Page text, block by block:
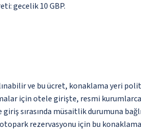
gecelik 10 GBP.
ve bu ücret, konaklama yeri
için otele girişte, resmi
sırasında müsaitlik durumuna
rezervasyonu için bu